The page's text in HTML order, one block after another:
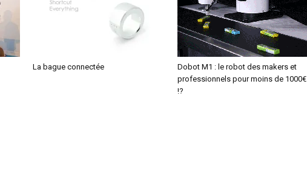
La bague connectée
Dobot M1 : le robot des makers et
professionnels pour moins de 1000€
!?